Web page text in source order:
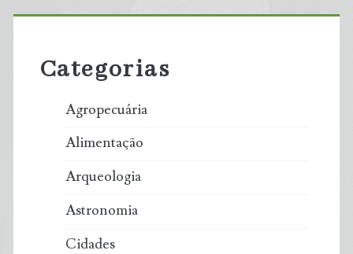
Primary
Sidebar
Categorias
Agropecuária
Alimentação
Arqueologia
Astronomia
Cidades